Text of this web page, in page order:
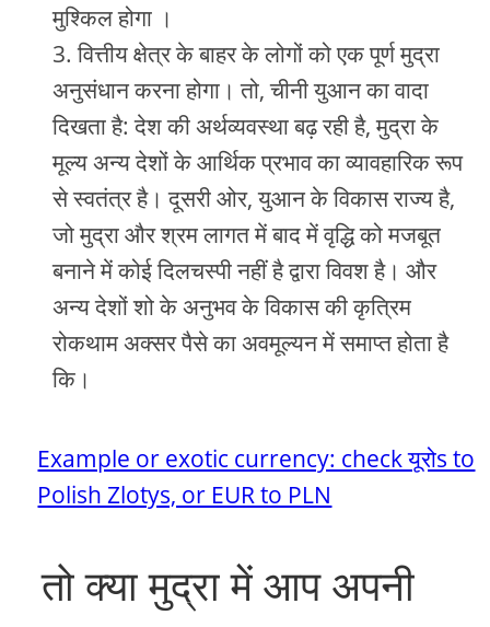
मुश्किल होगा ।
वित्तीय क्षेत्र के बाहर के लोगों को एक पूर्ण मुद्रा
अनुसंधान करना होगा। तो, चीनी युआन का वादा
दिखता है: देश की अर्थव्यवस्था बढ़ रही है, मुद्रा के
मूल्य अन्य देशों के आर्थिक प्रभाव का व्यावहारिक रूप
से स्वतंत्र है। दूसरी ओर, युआन के विकास राज्य है,
जो मुद्रा और श्रम लागत में बाद में वृद्धि को मजबूत
बनाने में कोई दिलचस्पी नहीं है द्वारा विवश है। और
अन्य देशों शो के अनुभव के विकास की कृत्रिम
रोकथाम अक्सर पैसे का अवमूल्यन में समाप्त होता है
कि।
Example or exotic currency: check यूरोs to
Polish Zlotys, or EUR to PLN
तो क्या मुद्रा में आप अपनी